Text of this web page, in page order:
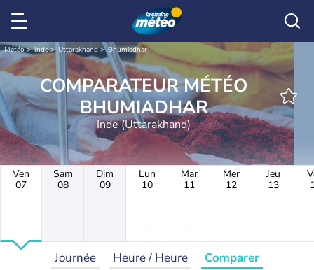
Météo Inde Uttarakhand Bhumiadhar
COMPARATEUR MÉTÉO
BHUMIADHAR
Inde (Uttarakhand)
Ven
07
-
-
Sam
08
-
-
Dim
09
-
-
Lun
10
-
-
Mar
11
-
-
Mer
12
-
-
Jeu
13
-
-
Journée Heure / Heure Comparer